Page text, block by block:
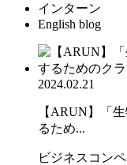
インターン
English blog
2024.02.21
【ARUN】「
るため...
ビジネスコン